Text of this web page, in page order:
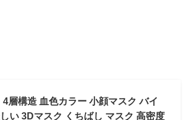
層構造 血色カラー 小顔マスク バイ
い 3Dマスク くちばし マスク 高密度